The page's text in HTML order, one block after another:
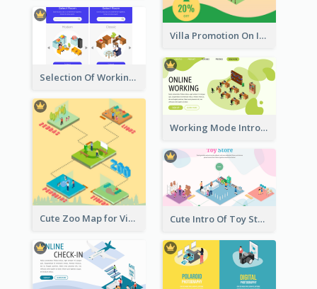
Villa Promotion On Instagram With Isometric Diagram
Selection Of Working Space With Isometric Graphics
Working Mode Intro To Management With Isometric Diagram
Cute Zoo Map for Visitors With Isometric Diagram Cute Intro Of Toy Store Section With Isometric Diagram